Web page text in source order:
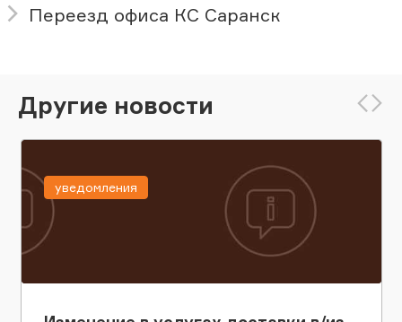
Переезд офиса КС Саранск
Другие новости
уведомления